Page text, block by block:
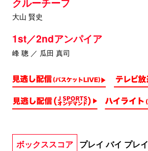
大山 賢史
1st／2ndアンパイア
峰 聰 ／ 瓜田 真司
ボックススコア プレイ バイ プレイ